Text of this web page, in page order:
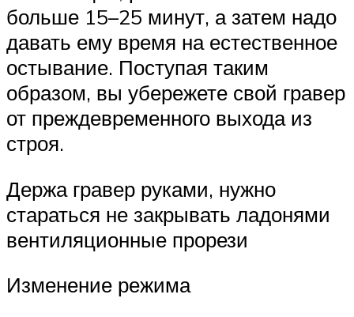
больше 15–25 минут, а затем надо
давать ему время на естественное
остывание. Поступая таким
образом, вы убережете свой гравер
от преждевременного выхода из
строя.
Держа гравер руками, нужно
стараться не закрывать ладонями
вентиляционные прорези
Изменение режима